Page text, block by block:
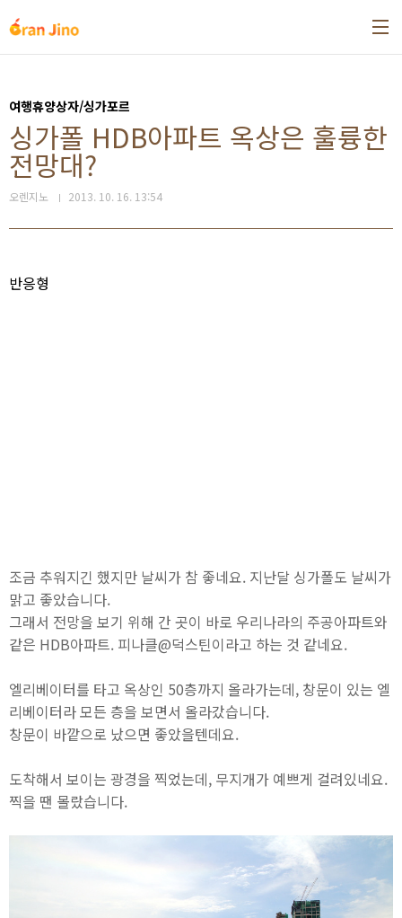
여행휴양상자/싱가포르
싱가폴 HDB아파트 옥상은 훌륭한
전망대?
오렌지노 2013. 10. 16. 13:54
반응형
조금 추워지긴 했지만 날씨가 참 좋네요. 지난달 싱가폴도 날씨가
맑고 좋았습니다.
그래서 전망을 보기 위해 간 곳이 바로 우리나라의 주공아파트와
같은 HDB아파트. 피나클@덕스틴이라고 하는 것 같네요.
엘리베이터를 타고 옥상인 50층까지 올라가는데, 창문이 있는 엘
리베이터라 모든 층을 보면서 올라갔습니다.
창문이 바깥으로 났으면 좋았을텐데요.
도착해서 보이는 광경을 찍었는데, 무지개가 예쁘게 걸려있네요.
찍을 땐 몰랐습니다.